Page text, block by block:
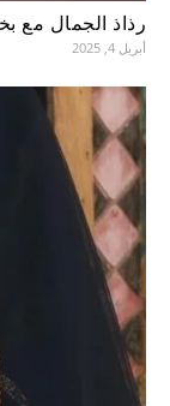
رذاذ الجمال مع
أبريل 4, 2025